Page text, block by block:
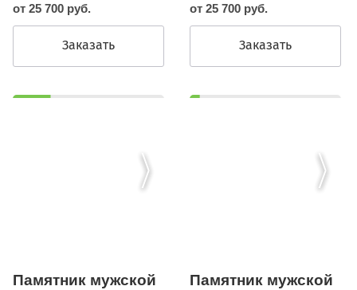
от 25 700 руб.
Заказать
от 25 700 руб.
Заказать
Памятник мужской
Памятник мужской